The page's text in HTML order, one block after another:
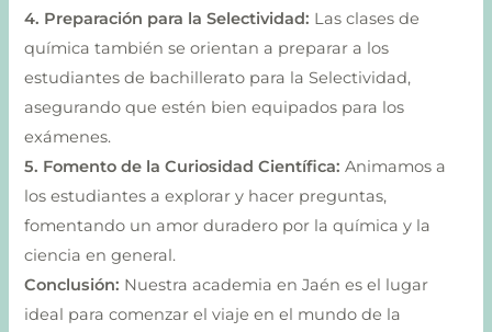
4. Preparación para la Selectividad: Las clases de
química también se orientan a preparar a los
estudiantes de bachillerato para la Selectividad,
asegurando que estén bien equipados para los
exámenes.
5. Fomento de la Curiosidad Científica: Animamos a
los estudiantes a explorar y hacer preguntas,
fomentando un amor duradero por la química y la
ciencia en general.
Conclusión: Nuestra academia en Jaén es el lugar
ideal para comenzar el viaje en el mundo de la